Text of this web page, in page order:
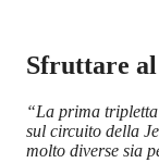
Sfruttare al
“La prima
sul circuito della
molto diverse sia